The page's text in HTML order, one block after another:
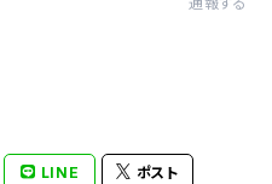
LINE ポスト